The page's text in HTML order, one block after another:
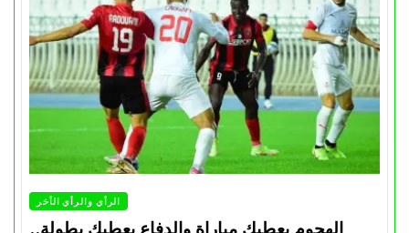
الرأي والرأي الأخر